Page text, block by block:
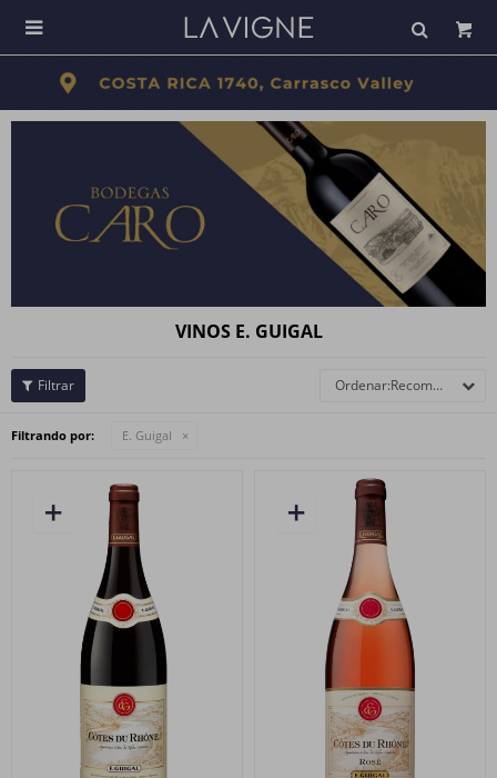

VINOS E. GUIGAL
Recomendados
Filtrando por: E. Guigal